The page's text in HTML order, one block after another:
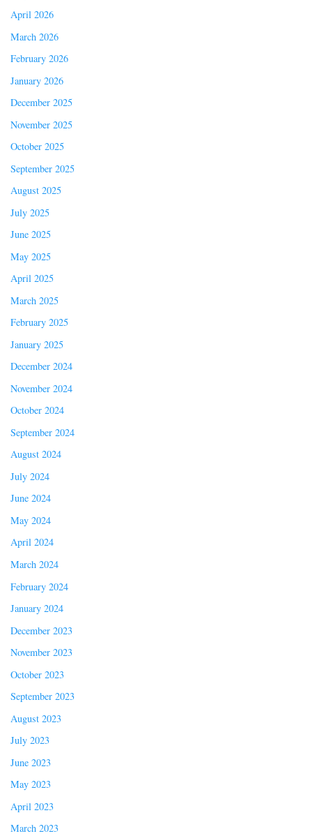
April 2026
March 2026
February 2026
January 2026
December 2025
November 2025
October 2025
September 2025
August 2025
July 2025
June 2025
May 2025
April 2025
March 2025
February 2025
January 2025
December 2024
November 2024
October 2024
September 2024
August 2024
July 2024
June 2024
May 2024
April 2024
March 2024
February 2024
January 2024
December 2023
November 2023
October 2023
September 2023
August 2023
July 2023
June 2023
May 2023
April 2023
March 2023